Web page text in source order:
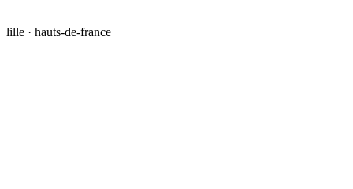
lille · hauts-de-france